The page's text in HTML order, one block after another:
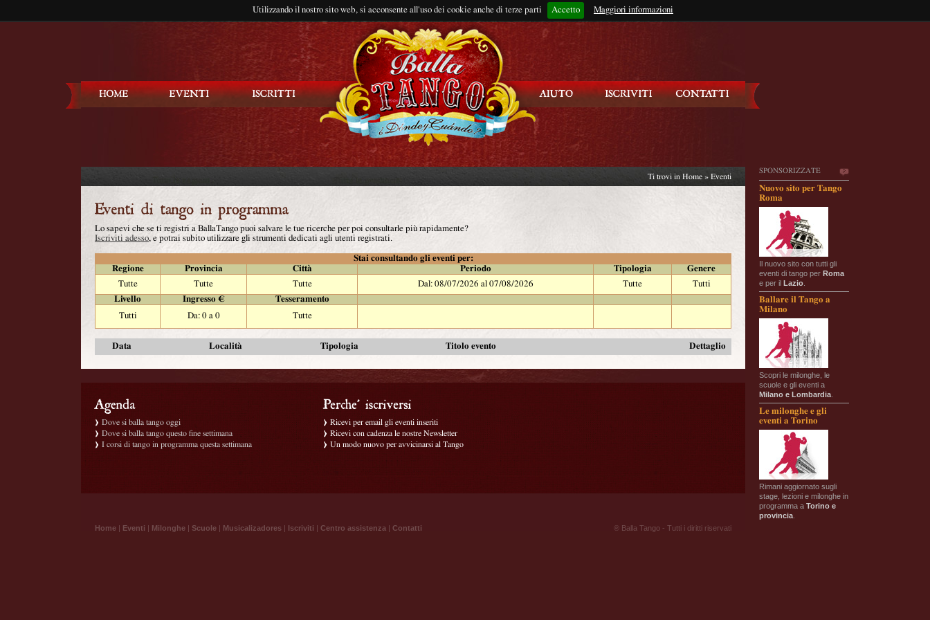
Utilizzando il nostro sito web, si acconsente all'uso dei cookie anche di terze parti Accetto Maggiori informazioni
Rimani connesso?
SPONSORIZZATE
Nuovo sito per Tango
Roma
Il nuovo sito con tutti gli
eventi di tango per Roma
e per il Lazio
Ballare il Tango a
Milano
Scopri le milonghe, le
scuole e gli eventi a
Milano e Lombardia
Le milonghe e gli
eventi a Torino
Rimani aggiornato sugli
stage, lezioni e milonghe in
programma a Torino e
provincia
Ti trovi in Home » Eventi
Lo sapevi che se ti registri a BallaTango puoi salvare le tue ricerche per poi consultarle più rapidamente?
Iscriviti adesso, e potrai subito utilizzare gli strumenti dedicati agli utenti registrati.
Stai consultando gli eventi per:
Regione
Provincia Città Periodo Tipologia
Genere
Tutte
Tutte Tutte Dal: 08/07/2026 al 07/08/2026 Tutte
Tutti
Livello
Ingresso €
Tesseramento
Tutti
Da: 0 a 0 Tutte
Data Località Tipologia Titolo evento Dettaglio
Dove si balla tango oggi
Dove si balla tango questo fine settimana
I corsi di tango in programma questa settimana
Ricevi per email gli eventi inseriti
Ricevi con cadenza le nostre Newsletter
Un modo nuovo per avvicinarsi al Tango
Home | Eventi | Milonghe | Scuole | Musicalizadores | Iscriviti | Centro assistenza | Contatti ® Balla Tango - Tutti i diritti riservati